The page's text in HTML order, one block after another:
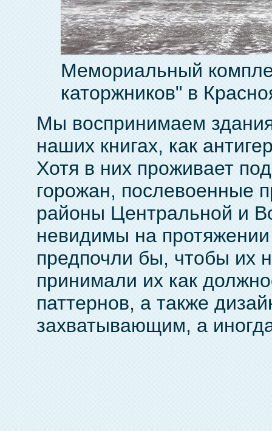
Мемориальный
каторжников" в
Мы воспринимаем
наших книгах, как
Хотя в них проживает
горожан, послевоенные
районы Центральной и
невидимы на
предпочли бы, чтобы их
принимали их как
паттернов, а также
захватывающим, а